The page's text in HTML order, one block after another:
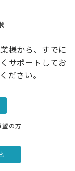
様から、すでに
サポートしてお
ださい。
の方